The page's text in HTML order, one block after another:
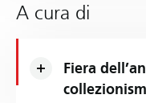
A cura di
Fiera